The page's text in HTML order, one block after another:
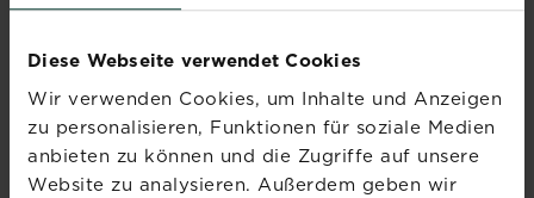
Diese Webseite verwendet Cookies
Wir verwenden Cookies, um Inhalte und Anzeigen
zu personalisieren, Funktionen für soziale Medien
anbieten zu können und die Zugriffe auf unsere
Website zu analysieren. Außerdem geben wir